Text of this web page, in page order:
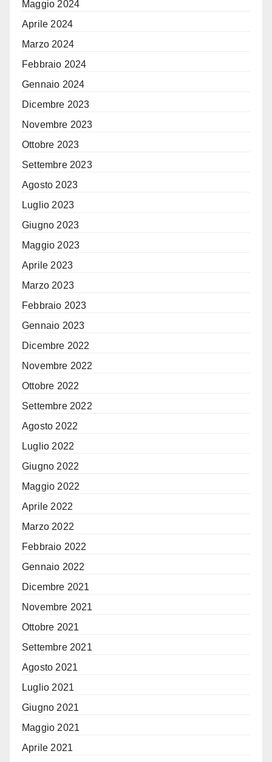
Maggio 2024
Aprile 2024
Marzo 2024
Febbraio 2024
Gennaio 2024
Dicembre 2023
Novembre 2023
Ottobre 2023
Settembre 2023
Agosto 2023
Luglio 2023
Giugno 2023
Maggio 2023
Aprile 2023
Marzo 2023
Febbraio 2023
Gennaio 2023
Dicembre 2022
Novembre 2022
Ottobre 2022
Settembre 2022
Agosto 2022
Luglio 2022
Giugno 2022
Maggio 2022
Aprile 2022
Marzo 2022
Febbraio 2022
Gennaio 2022
Dicembre 2021
Novembre 2021
Ottobre 2021
Settembre 2021
Agosto 2021
Luglio 2021
Giugno 2021
Maggio 2021
Aprile 2021